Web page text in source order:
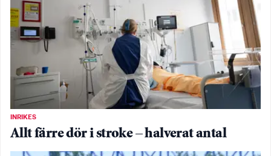
INRIKES
Allt färre dör i stroke – halverat antal